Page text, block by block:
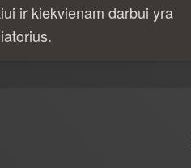
ir kiekvienam darbui yra